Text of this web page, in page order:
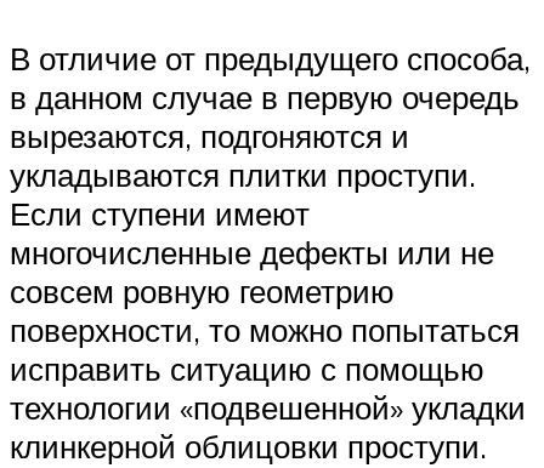
В отличие от предыдущего способа,
в данном случае в первую очередь
вырезаются, подгоняются и
укладываются плитки проступи.
Если ступени имеют
многочисленные дефекты или не
совсем ровную геометрию
поверхности, то можно попытаться
исправить ситуацию с помощью
технологии «подвешенной» укладки
клинкерной облицовки проступи.